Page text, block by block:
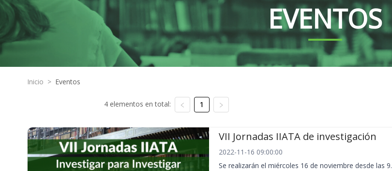
EVENTOS
Inicio > Eventos
4 elementos en total: 1
VII Jornadas IIATA de investigación
2022-11-16 09:00:00
Se realizarán el miércoles 16 de noviembre desde las 9.